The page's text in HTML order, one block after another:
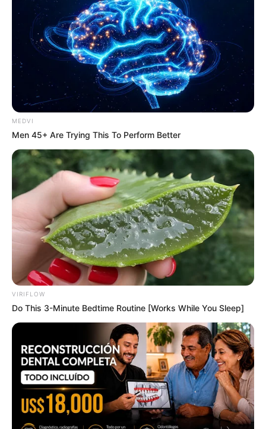
Walgreens Hides This $1 Generic Viagra - Here's The
Aisle It's Really In.
FRIDAY PLANS
The 30-Second Morning Habit For Sharper Focus
HARMO BRAIN
MEDVI
Men 45+ Are Trying This To Perform Better
VIRIFLOW
Do This 3-Minute Bedtime Routine [Works While You Sleep]